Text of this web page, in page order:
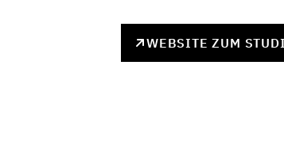
WEBSITE ZUM